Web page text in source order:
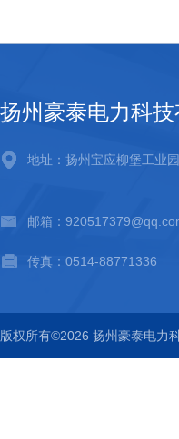
扬州豪泰电力科技
地址：扬州宝应柳堡工业
邮箱：
传真：0514-88771336
版权所有©2026 扬州豪泰电力